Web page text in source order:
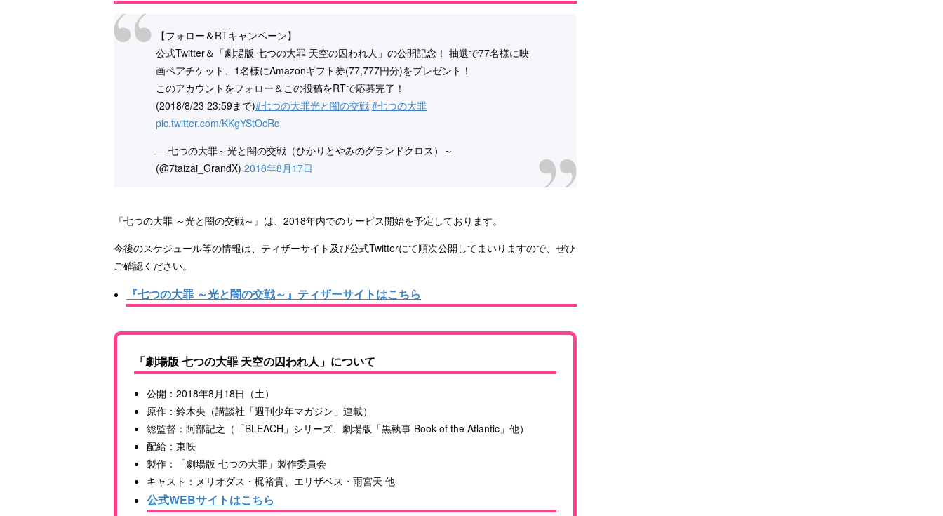
【フォロー＆RTキャンペーン】
公式Twitter＆「劇場版 七つの大罪 天空の囚われ人」の公開記念！ 抽選で77名様に映
画ペアチケット、1名様にAmazonギフト券(77,777円分)をプレゼント！
このアカウントをフォロー＆この投稿をRTで応募完了！
(2018/8/23 23:59まで)#七つの大罪光と闇の交戦 #七つの大罪
pic.twitter.com/KKgYStOcRc
— 七つの大罪～光と闇の交戦（ひかりとやみのグランドクロス）～
(@7taizai_GrandX) 2018年8月17日
『七つの大罪 ～光と闇の交戦～』は、2018年内でのサービス開始を予定しております。
今後のスケジュール等の情報は、ティザーサイト及び公式Twitterにて順次公開してまいりますので、ぜひ
ご確認ください。
『七つの大罪 ～光と闇の交戦～』ティザーサイトはこちら
「劇場版 七つの大罪 天空の囚われ人」について
公開：2018年8月18日（土）
原作：鈴木央（講談社「週刊少年マガジン」連載）
総監督：阿部記之（「BLEACH」シリーズ、劇場版「黒執事 Book of the Atlantic」他）
配給：東映
製作：「劇場版 七つの大罪」製作委員会
キャスト：メリオダス・梶裕貴、エリザベス・雨宮天 他
公式WEBサイトはこちら